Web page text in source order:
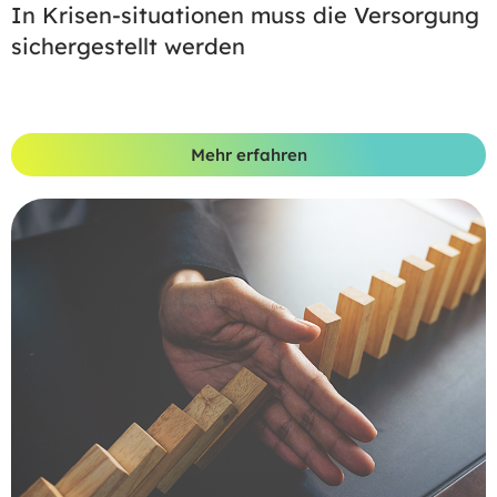
In Krisen-situationen muss die Versorgung
sichergestellt werden
Mehr erfahren